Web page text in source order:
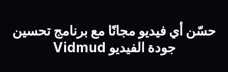
حسّن أي فيديو مجانًا مع برنامج تحسين
جودة الفيديو Vidmud